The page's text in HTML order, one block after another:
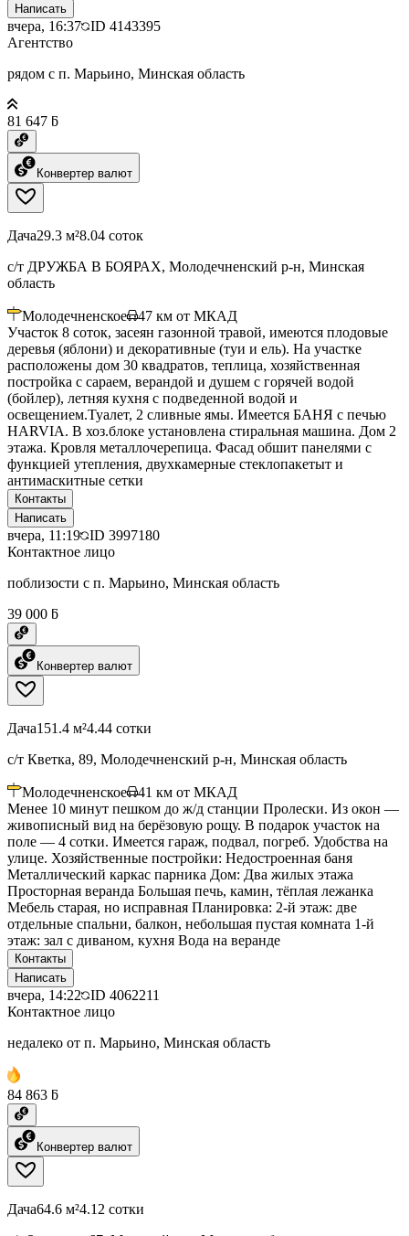
Написать
вчера, 16:37 ID 4143395
Агентство
рядом с п. Марьино, Минская область
81 647 ƃ
Конвертер валют
Дача29.3 м²8.04 соток
с/т ДРУЖБА В БОЯРАХ, Молодечненский р-н, Минская
область
Молодечненское 47 км от МКАД
Участок 8 соток, засеян газонной травой, имеются плодовые
деревья (яблони) и декоративные (туи и ель). На участке
расположены дом 30 квадратов, теплица, хозяйственная
постройка с сараем, верандой и душем с горячей водой
(бойлер), летняя кухня с подведенной водой и
освещением.Туалет, 2 сливные ямы. Имеется БАНЯ с печью
HARVIA. В хоз.блоке установлена стиральная машина. Дом 2
этажа. Кровля металлочерепица. Фасад обшит панелями с
функцией утепления, двухкамерные стеклопакетыт и
антимаскитные сетки
Контакты
Написать
вчера, 11:19 ID 3997180
Контактное лицо
поблизости с п. Марьино, Минская область
39 000 ƃ
Конвертер валют
Дача151.4 м²4.44 сотки
с/т Кветка, 89, Молодечненский р-н, Минская область
Молодечненское 41 км от МКАД
Менее 10 минут пешком до ж/д станции Пролески. Из окон —
живописный вид на берёзовую рощу. В подарок участок на
поле — 4 сотки. Имеется гараж, подвал, погреб. Удобства на
улице. Хозяйственные постройки: Недостроенная баня
Металлический каркас парника Дом: Два жилых этажа
Просторная веранда Большая печь, камин, тёплая лежанка
Мебель старая, но исправная Планировка: 2-й этаж: две
отдельные спальни, балкон, небольшая пустая комната 1-й
этаж: зал с диваном, кухня Вода на веранде
Контакты
Написать
вчера, 14:22 ID 4062211
Контактное лицо
недалеко от п. Марьино, Минская область
84 863 ƃ
Конвертер валют
Дача64.6 м²4.12 сотки